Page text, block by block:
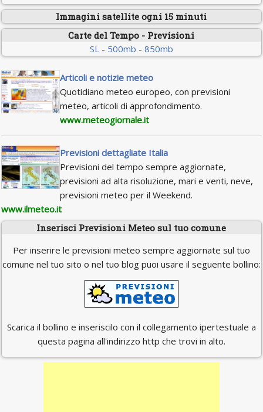
Immagini satellite ogni 15 minuti
Carte del Tempo - Previsioni
SL- 500mb - 850mb
Articoli e notizie meteo
Quotidiano meteo europeo, con previsioni
meteo, articoli di approfondimento.
www.meteogiornale.it
Previsioni dettagliate Italia
Previsioni del tempo sempre aggiornate,
previsioni ad alta risoluzione, mari e venti, neve,
previsioni meteo per il Weekend.
www.ilmeteo.it
Inserisci Previsioni Meteo sul tuo comune
Per inserire le previsioni meteo sempre aggiornate sul tuo
comune nel tuo sito o nel tuo blog puoi usare il seguente bollino:
Scarica il bollino e inseriscilo con il collegamento ipertestuale a
questa pagina all'indirizzo http che trovi in alto.